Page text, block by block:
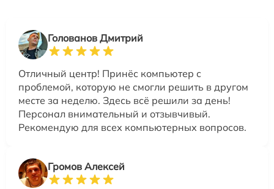
Голованов Дмитрий
Отличный центр! Принёс компьютер с
проблемой, которую не смогли решить в другом
месте за неделю. Здесь всё решили за день!
Персонал внимательный и отзывчивый.
Рекомендую для всех компьютерных вопросов.
Громов Алексей